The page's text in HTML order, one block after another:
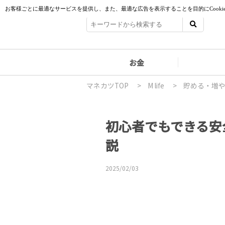
お金
マネカツTOP > M life > 貯める・増
初心者でもできる
説
2025/02/03